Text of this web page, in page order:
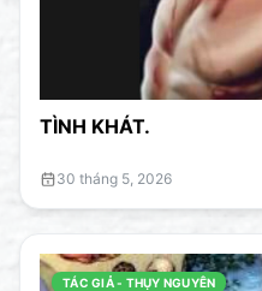
TÌNH KHÁT.
30 tháng 5, 2026
TÁC GIẢ - THỤY NGUYÊN